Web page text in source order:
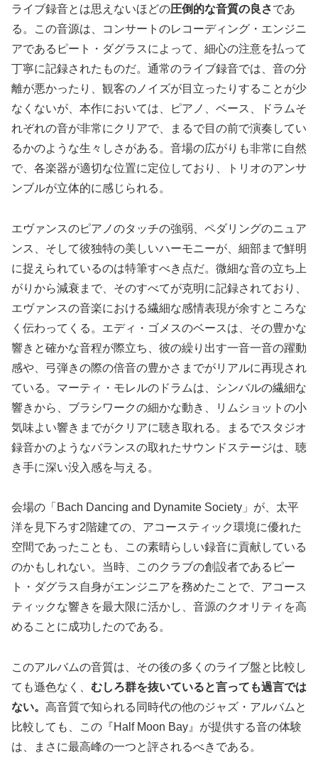
ライブ録音とは思えないほどの圧倒的な音質の良さであ
る。この音源は、コンサートのレコーディング・エンジニ
アであるピート・ダグラスによって、細心の注意を払って
丁寧に記録されたものだ。通常のライブ録音では、音の分
離が悪かったり、観客のノイズが目立ったりすることが少
なくないが、本作においては、ピアノ、ベース、ドラムそ
れぞれの音が非常にクリアで、まるで目の前で演奏してい
るかのような生々しさがある。音場の広がりも非常に自然
で、各楽器が適切な位置に定位しており、トリオのアンサ
ンブルが立体的に感じられる。
エヴァンスのピアノのタッチの強弱、ペダリングのニュア
ンス、そして彼独特の美しいハーモニーが、細部まで鮮明
に捉えられているのは特筆すべき点だ。微細な音の立ち上
がりから減衰まで、そのすべてが克明に記録されており、
エヴァンスの音楽における繊細な感情表現が余すところな
く伝わってくる。エディ・ゴメスのベースは、その豊かな
響きと確かな音程が際立ち、彼の繰り出す一音一音の躍動
感や、弓弾きの際の倍音の豊かさまでがリアルに再現され
ている。マーティ・モレルのドラムは、シンバルの繊細な
響きから、ブラシワークの細かな動き、リムショットの小
気味よい響きまでがクリアに聴き取れる。まるでスタジオ
録音かのようなバランスの取れたサウンドステージは、聴
き手に深い没入感を与える。
会場の「Bach Dancing and Dynamite Society」が、太平
洋を見下ろす2階建ての、アコースティック環境に優れた
空間であったことも、この素晴らしい録音に貢献している
のかもしれない。当時、このクラブの創設者であるピー
ト・ダグラス自身がエンジニアを務めたことで、アコース
ティックな響きを最大限に活かし、音源のクオリティを高
めることに成功したのである。
このアルバムの音質は、その後の多くのライブ盤と比較し
ても遜色なく、 むしろ群を抜いていると言っても過言では
ない。 高音質で知られる同時代の他のジャズ・アルバムと
比較しても、この『Half Moon Bay』が提供する音の体験
は、まさに最高峰の一つと評されるべきである。